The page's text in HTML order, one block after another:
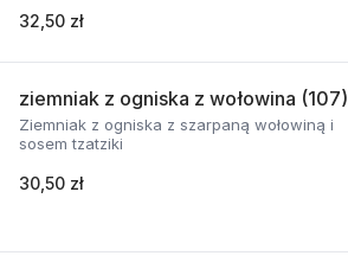
32,50 zł
ziemniak z ogniska z wołowina (107)
Ziemniak z ogniska z szarpaną wołowiną i
sosem tzatziki
30,50 zł